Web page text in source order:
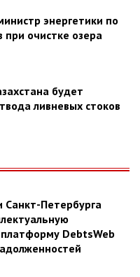
энергетики по
очистке озера
будет
ливневых стоков
Петербурга
DebtsWeb